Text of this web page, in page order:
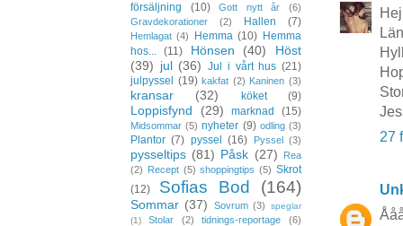
27
försäljning
(10) Gott nytt år
(6)
Gravdekorationer
(2) Hallen (7)
Hemlagat (4) Hemma (10) Hemma
hos...
(11) Hönsen (40)
Höst
(39) jul (36) Jul i vårt hus (21)
julpyssel
(19) kakfat (2) Kaninen (3)
kransar (32) köket (9)
Loppisfynd (29) marknad (15)
Midsommar (5) nyheter (9) odling (3)
Plantor (7) pyssel (16) Pyssel (3)
pysseltips (81) Påsk (27)
Rea
(2) Recept (5) shoppingtips (5) Skrot
(12)
Sofias Bod (164)
Sommar (37) Sovrum (3)
speglar
(1)
Stolar (2) tidnings-reportage (6)